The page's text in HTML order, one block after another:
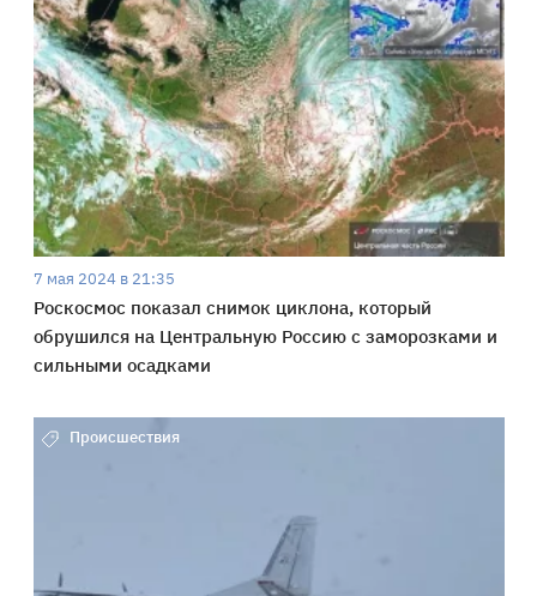
7 мая 2024 в 21:35
Роскосмос показал снимок циклона, который
обрушился на Центральную Россию с заморозками и
сильными осадками
Происшествия